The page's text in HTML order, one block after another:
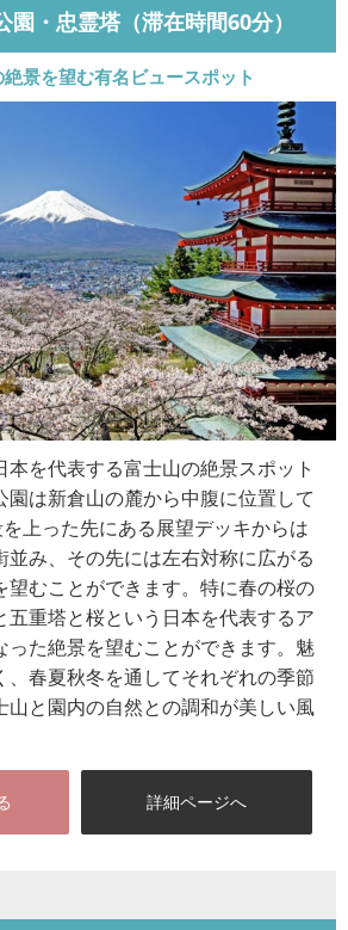
園・忠霊塔（滞在時間60分）
景を望む有名ビュースポット
本を代表する富士山の絶景スポット
園は新倉山の麓から中腹に位置して
上った先にある展望デッキからは
並み、その先には左右対称に広がる
望むことができます。特に春の桜の
五重塔と桜という日本を代表するア
った絶景を望むことができます。魅
、春夏秋冬を通してそれぞれの季節
山と園内の自然との調和が美しい風
詳細ページへ